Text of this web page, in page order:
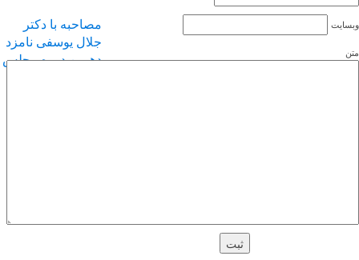
مصاحبه با دکتر
جلال یوسفی نامزد
دهمین دوره مجلس